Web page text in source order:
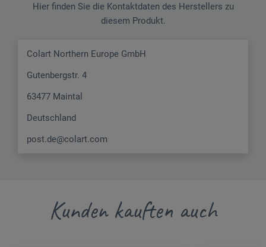
Hier finden Sie die Kontaktdaten des Herstellers zu
diesem Produkt.
Colart Northern Europe GmbH
Gutenbergstr. 4
63477 Maintal
Deutschland
post.de@colart.com
Kunden kauften auch